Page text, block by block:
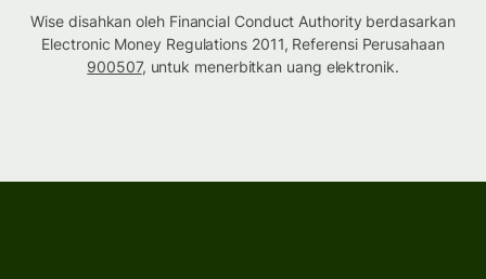
Wise disahkan oleh Financial Conduct Authority berdasarkan
Electronic Money Regulations 2011, Referensi Perusahaan
900507, untuk menerbitkan uang elektronik.